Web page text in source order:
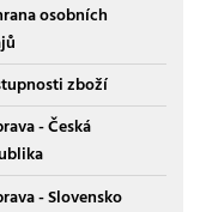
osobních
zboží
- Česká
- Slovensko